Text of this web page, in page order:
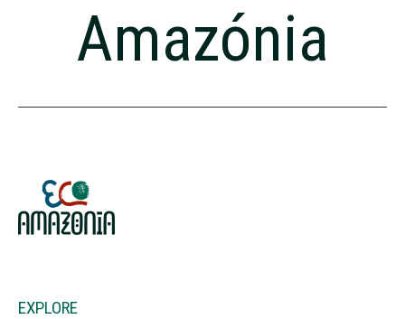
Amazónia
EXPLORE